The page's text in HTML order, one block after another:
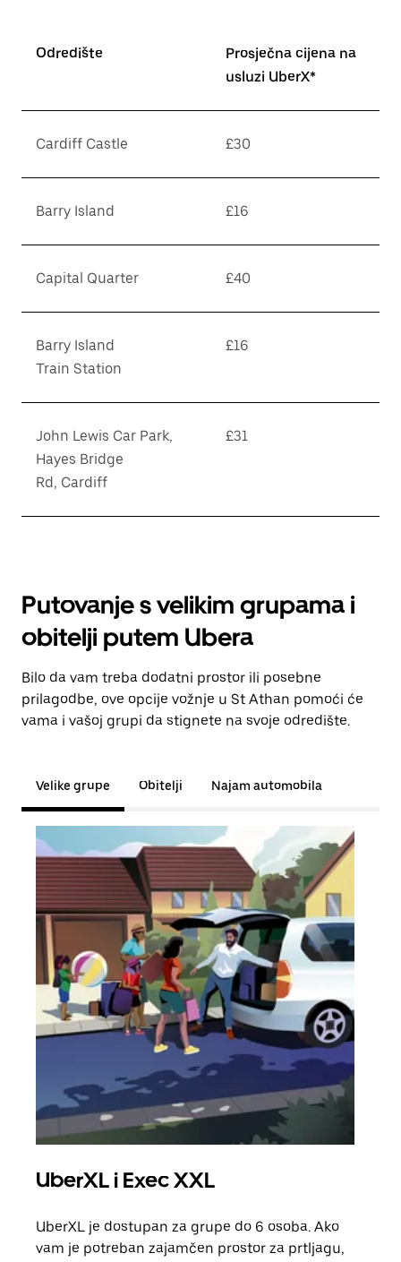
Odredište
Prosječna cijena na
usluzi UberX*
Cardiff Castle £30
Barry Island £16
Capital Quarter £40
Barry Island
Train Station
£16
John Lewis Car Park,
Hayes Bridge
Rd, Cardiff
£31
Putovanje s velikim grupama i
obitelji putem Ubera
Bilo da vam treba dodatni prostor ili posebne
prilagodbe, ove opcije vožnje u St Athan pomoći će
vama i vašoj grupi da stignete na svoje odredište.
Velike grupe Obitelji Najam automobila
UberXL i Exec XXL
UberXL je dostupan za grupe do 6 osoba. Ako
vam je potreban zajamčen prostor za prtljagu,